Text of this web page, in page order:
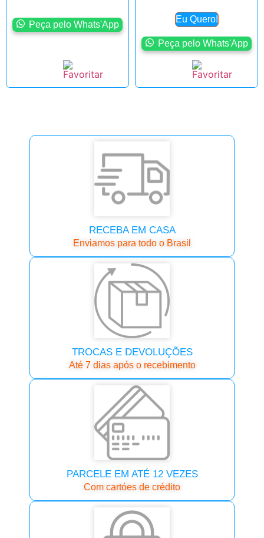
Peça pelo Whats'App
Eu Quero!
Peça pelo Whats'App
RECEBA EM CASA
Enviamos para todo o Brasil
TROCAS E DEVOLUÇÕES
Até 7 dias após o recebimento
PARCELE EM ATÉ 12 VEZES
Com cartóes de crédito